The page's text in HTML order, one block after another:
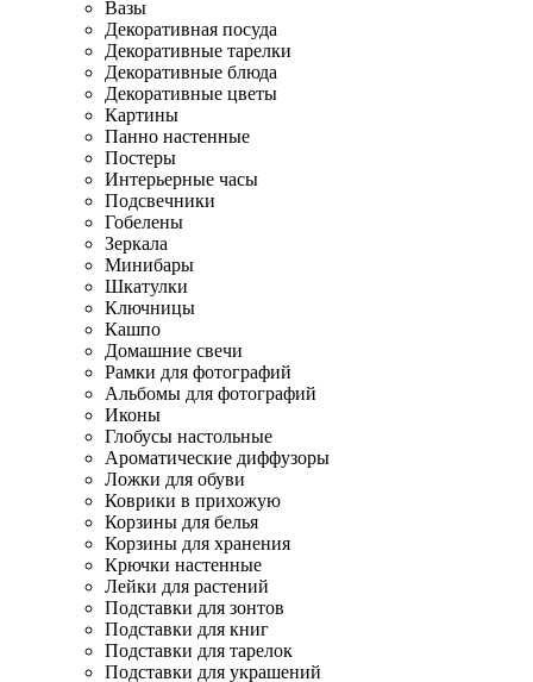
Вазы
Декоративная посуда
Декоративные тарелки
Декоративные блюда
Декоративные цветы
Картины
Панно настенные
Постеры
Интерьерные часы
Подсвечники
Гобелены
Зеркала
Минибары
Шкатулки
Ключницы
Кашпо
Домашние свечи
Рамки для фотографий
Альбомы для фотографий
Иконы
Глобусы настольные
Ароматические диффузоры
Ложки для обуви
Коврики в прихожую
Корзины для белья
Корзины для хранения
Крючки настенные
Лейки для растений
Подставки для зонтов
Подставки для книг
Подставки для тарелок
Подставки для украшений